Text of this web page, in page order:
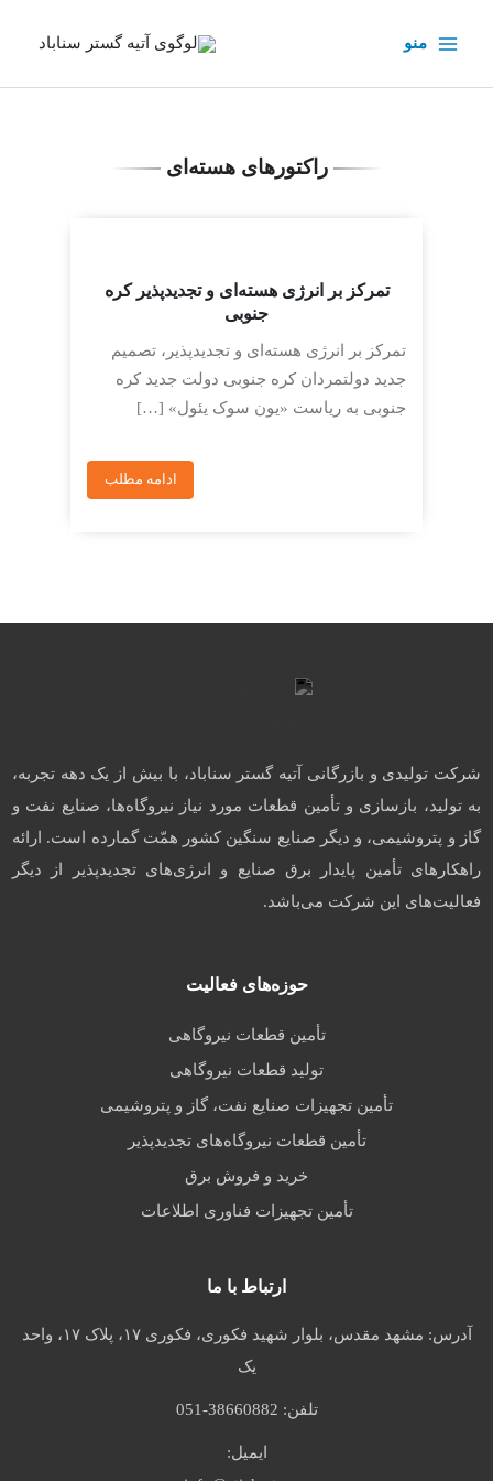
منو
راکتورهای هسته‌ای
تمرکز بر انرژی هسته‌ای و تجدیدپذیر کره
جنوبی
تمرکز بر انرژی هسته‌ای و تجدیدپذیر، تصمیم
جدید دولتمردان کره جنوبی دولت جدید کره
جنوبی به ریاست «یون سوک یئول» […]
ادامه مطلب
شرکت تولیدی و بازرگانی آتیه گستر سناباد، با بیش از یک دهه تجربه،
به تولید، بازسازی و تأمین قطعات مورد نیاز نیروگاه‌ها، صنایع نفت و
گاز و پتروشیمی، و دیگر صنایع سنگین کشور همّت گمارده است. ارائه
راهکارهای تأمین پایدار برق صنایع و انرژی‌های تجدیدپذیر از دیگر
فعالیت‌های این شرکت می‌باشد.
حوزه‌های فعالیت
تأمین قطعات نیروگاهی
تولید قطعات نیروگاهی
تأمین تجهیزات صنایع نفت، گاز و پتروشیمی
تأمین قطعات نیروگاه‌های تجدیدپذیر
خرید و فروش برق
تأمین تجهیزات فناوری اطلاعات
ارتباط با ما
آدرس:
مشهد مقدس، بلوار شهید فکوری، فکوری ۱۷، پلاک ۱۷، واحد
یک
تلفن: 051-38660882
ایمیل: